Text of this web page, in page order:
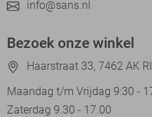
info@sans.nl
Bezoek onze winkel
Haarstraat 33, 7462 AK
Maandag t/m Vrijdag 9:30 -
Zaterdag 9.30 - 17.00